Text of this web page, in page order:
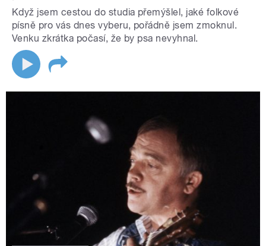
Když jsem cestou do studia přemýšlel, jaké folkové
písně pro vás dnes vyberu, pořádně jsem zmoknul.
Venku zkrátka počasí, že by psa nevyhnal.